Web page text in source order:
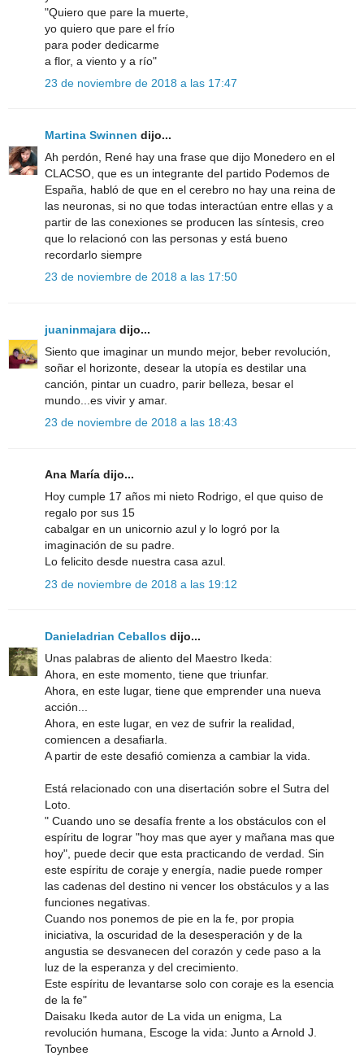
"Quiero que pare la muerte,
yo quiero que pare el frío
para poder dedicarme
a flor, a viento y a río"
23 de noviembre de 2018 a las 17:47
Martina Swinnen dijo...
Ah perdón, René hay una frase que dijo Monedero en el
CLACSO, que es un integrante del partido Podemos de
España, habló de que en el cerebro no hay una reina de
las neuronas, si no que todas interactúan entre ellas y a
partir de las conexiones se producen las síntesis, creo
que lo relacionó con las personas y está bueno
recordarlo siempre
23 de noviembre de 2018 a las 17:50
juaninmajara dijo...
Siento que imaginar un mundo mejor, beber revolución,
soñar el horizonte, desear la utopía es destilar una
canción, pintar un cuadro, parir belleza, besar el
mundo...es vivir y amar.
23 de noviembre de 2018 a las 18:43
Ana María dijo...
Hoy cumple 17 años mi nieto Rodrigo, el que quiso de
regalo por sus 15
cabalgar en un unicornio azul y lo logró por la
imaginación de su padre.
Lo felicito desde nuestra casa azul.
23 de noviembre de 2018 a las 19:12
Danieladrian Ceballos dijo...
Unas palabras de aliento del Maestro Ikeda:
Ahora, en este momento, tiene que triunfar.
Ahora, en este lugar, tiene que emprender una nueva
acción...
Ahora, en este lugar, en vez de sufrir la realidad,
comiencen a desafiarla.
A partir de este desafió comienza a cambiar la vida.
Está relacionado con una disertación sobre el Sutra del
Loto.
" Cuando uno se desafía frente a los obstáculos con el
espíritu de lograr "hoy mas que ayer y mañana mas que
hoy", puede decir que esta practicando de verdad. Sin
este espíritu de coraje y energía, nadie puede romper
las cadenas del destino ni vencer los obstáculos y a las
funciones negativas.
Cuando nos ponemos de pie en la fe, por propia
iniciativa, la oscuridad de la desesperación y de la
angustia se desvanecen del corazón y cede paso a la
luz de la esperanza y del crecimiento.
Este espíritu de levantarse solo con coraje es la esencia
de la fe"
Daisaku Ikeda autor de La vida un enigma, La
revolución humana, Escoge la vida: Junto a Arnold J.
Toynbee